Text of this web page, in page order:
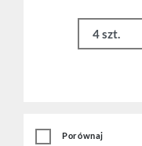
Porównaj